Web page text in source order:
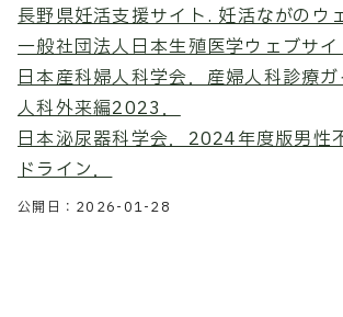
長野県妊活支援サイト. 妊活ながのウ
一般社団法人日本生殖医学ウェブサ
日本産科婦人科学会．産婦人科診療
人科外来編2023．
日本泌尿器科学会．2024年度版男性
ドライン．
公開日： 2026-01-28